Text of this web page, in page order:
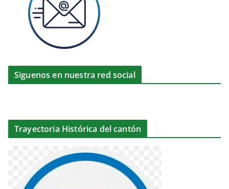
Siguenos en nuestra red social
Trayectoria Histórica del cantón